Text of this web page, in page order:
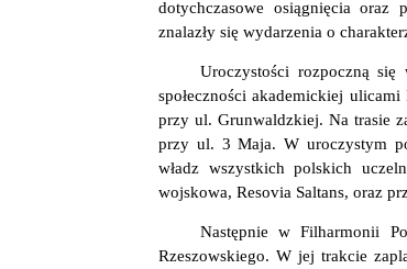
dotychczasowe osiągnięcia
znalazły się wydarzenia o
Uroczystości rozpoczną
społeczności akademickiej
przy ul. Grunwaldzkiej. Na trasie
przy ul. 3 Maja. W uroczystym
władz wszystkich polskich
wojskowa, Resovia Saltans, oraz
Następnie w Filharmonii
Rzeszowskiego. W jej trakcie